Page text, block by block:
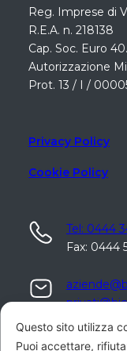
Reg. Imprese di
R.E.A. n. 218138
Cap. Soc. Euro
Autorizzazione
Prot. 13 / I /
Privacy Policy
Cookie Policy
Tel: 0444
Fax: 0444
Centro
Questo sito utilizza
Puoi accettare,